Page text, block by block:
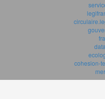
cohesion-